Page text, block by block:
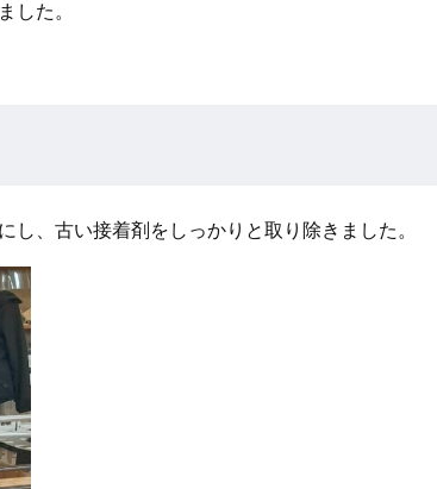
した。
し、古い接着剤をしっかりと取り除きました。